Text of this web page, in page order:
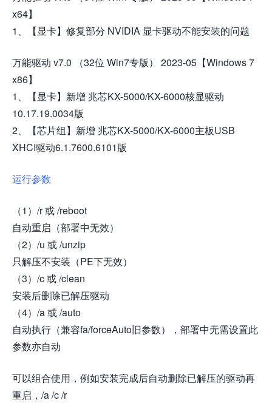
x64】
1、【显卡】修复部分 NVIDIA 显卡驱动不能安装的问题
万能驱动 v7.0 （32位 Win7专版） 2023-05【Windows 7
x86】
1、【显卡】新增 兆芯KX-5000/KX-6000核显驱动
10.17.19.0034版
2、【芯片组】新增 兆芯KX-5000/KX-6000主板USB
XHCI驱动6.1.7600.6101版
运行参数
（1）/r 或 /reboot
自动重启（部署中无效）
（2）/u 或 /unzip
只解压不安装（PE下无效）
（3）/c 或 /clean
安装后删除已解压驱动
（4）/a 或 /auto
自动执行（兼容fa/forceAuto旧参数），部署中无需设置此
参数亦自动
可以组合使用，例如安装完成后自动删除已解压的驱动再
重启，/a /c /r